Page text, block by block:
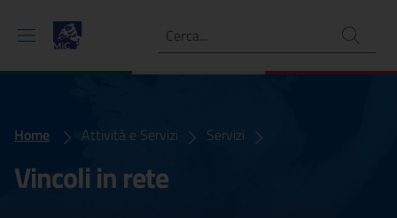
Ricerca
Home Attività e Servizi Servizi
Vincoli in Rete - Ricerca sia di tipo alfanumerico che cartografico
Vincoli in rete